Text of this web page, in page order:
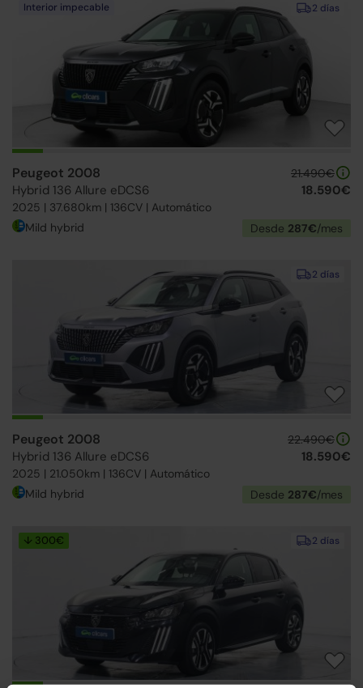
2 días
Interior impecable
Peugeot 2008
Hybrid 136 Allure eDCS6
2025 | 37.680km | 136CV | Automático
21.490€
18.590€
Mild hybrid Desde 287€/mes
2 días
Peugeot 2008
Hybrid 136 Allure eDCS6
2025 | 21.050km | 136CV | Automático
22.490€
18.590€
Mild hybrid Desde 287€/mes
2 días
↓ 300€